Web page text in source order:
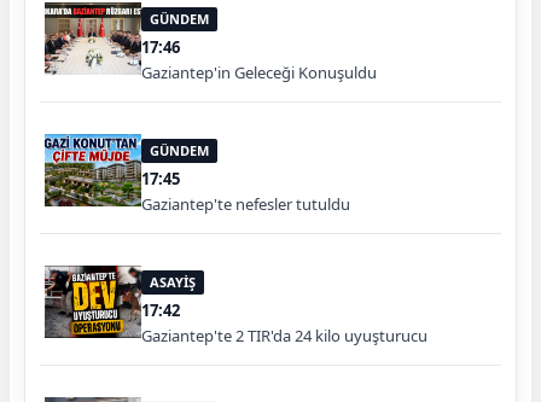
GÜNDEM
17:46
Gaziantep'in Geleceği Konuşuldu
GÜNDEM
17:45
Gaziantep'te nefesler tutuldu
ASAYİŞ
17:42
Gaziantep'te 2 TIR'da 24 kilo uyuşturucu